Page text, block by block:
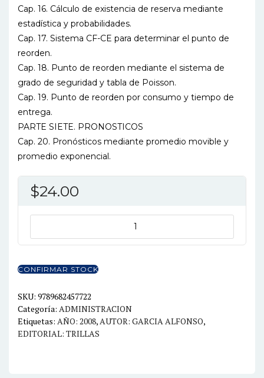
Cap. 16. Cálculo de existencia de reserva mediante
estadística y probabilidades.
Cap. 17. Sistema CF-CE para determinar el punto de
reorden.
Cap. 18. Punto de reorden mediante el sistema de
grado de seguridad y tabla de Poisson.
Cap. 19. Punto de reorden por consumo y tiempo de
entrega.
PARTE SIETE. PRONOSTICOS
Cap. 20. Pronósticos mediante promedio movible y
promedio exponencial.
$24.00
PLANEACION
CONTROL
DE
INVENTARIOS
cantidad
CONFIRMAR STOCK
SKU: 9789682457722
Categoría: ADMINISTRACION
Etiquetas: AÑO: 2008, AUTOR: GARCIA ALFONSO,
EDITORIAL: TRILLAS